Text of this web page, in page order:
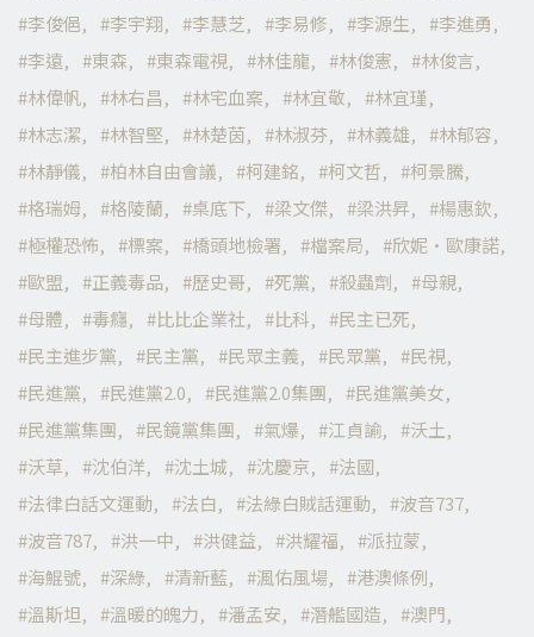
李俊俋
李宇翔 李慧芝 李易修 李源生
李進勇
李遠
東森 東森電視 林佳龍 林俊憲
林俊言
林偉帆
林右昌 林宅血案 林宜敬
林宜瑾
林志潔
林智堅 林楚茵 林淑芬 林義雄
林郁容
林靜儀
柏林自由會議 柯建銘 柯文哲
柯景騰
格瑞姆
格陵蘭 桌底下 梁文傑 梁洪昇
楊惠欽
極權恐怖
標案 橋頭地檢署 檔案局
欣妮·歐康諾
歐盟
正義毒品 歷史哥 死黨 殺蟲劑
母親
母體
毒癮 比比企業社 比科
民主已死
民主進步黨
民主黨 民眾主義 民眾黨
民視
民進黨
民進黨2.0 民進黨2.0集團
民進黨美女
民進黨集團
民鏡黨集團 氣爆 江貞諭
沃土
沃草
沈伯洋 沈土城 沈慶京
法國
法律白話文運動
法白 法綠白賊話運動
波音737
波音787
洪一中 洪健益 洪耀福
派拉蒙
海鯤號
深綠 清新藍 渢佑風場
港澳條例
溫斯坦
溫暖的魄力 潘孟安 潛艦國造
澳門